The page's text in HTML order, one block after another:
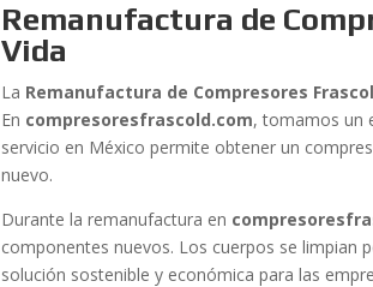
Remanufactura de
Vida
La Remanufactura de Compresores
En compresoresfrascold.com, tomamos un
servicio en México permite obtener un
nuevo.
Durante la remanufactura en
componentes nuevos. Los cuerpos se limpian
solución sostenible y económica para las